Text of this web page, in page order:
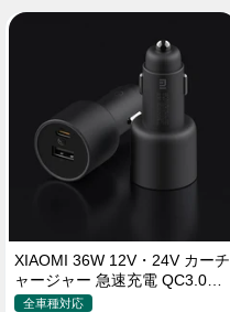
XIAOMI 36W 12V・24V カーチ
ャージャー 急速充電 QC3.0
LEDライト コンパクト 車載充
全車種対応